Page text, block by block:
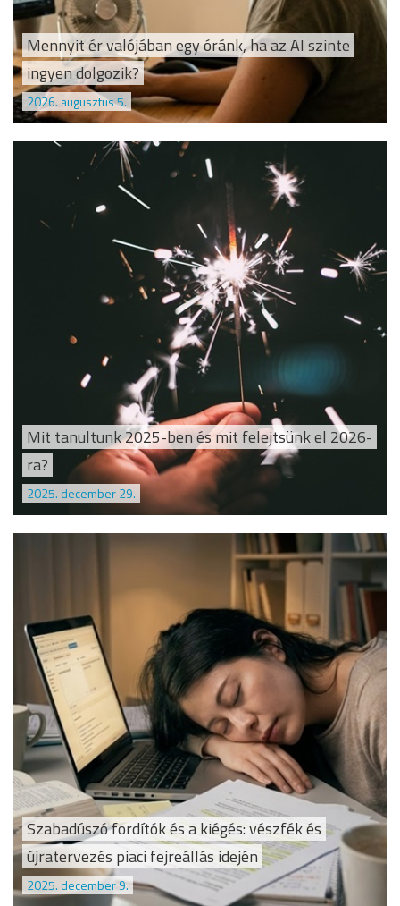
Mennyit ér valójában egy óránk, ha az AI szinte
ingyen dolgozik?
2026. augusztus 5.
Mit tanultunk 2025-ben és mit felejtsünk el 2026-
ra?
2025. december 29.
Szabadúszó fordítók és a kiégés: vészfék és
újratervezés piaci fejreállás idején
2025. december 9.